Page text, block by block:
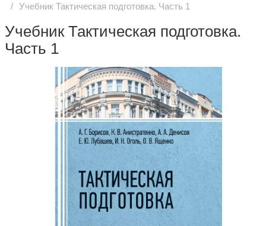
Учебник Тактическая подготовка. Часть 1
Учебник Тактическая подготовка.
Часть 1